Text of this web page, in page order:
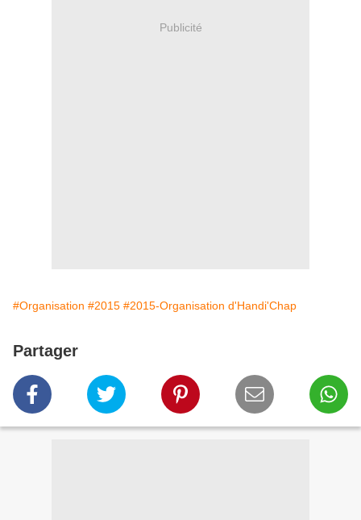
Publicité
#Organisation #2015 #2015-Organisation d'Handi'Chap
Partager